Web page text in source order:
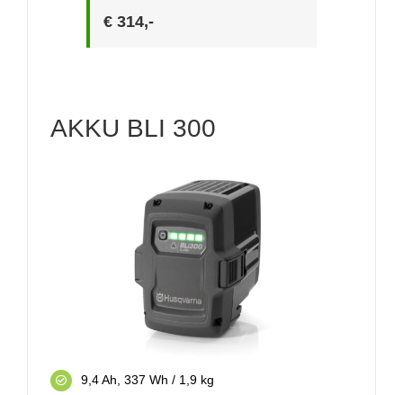
€ 314,-
AKKU BLI 300
9,4 Ah, 337 Wh / 1,9 kg